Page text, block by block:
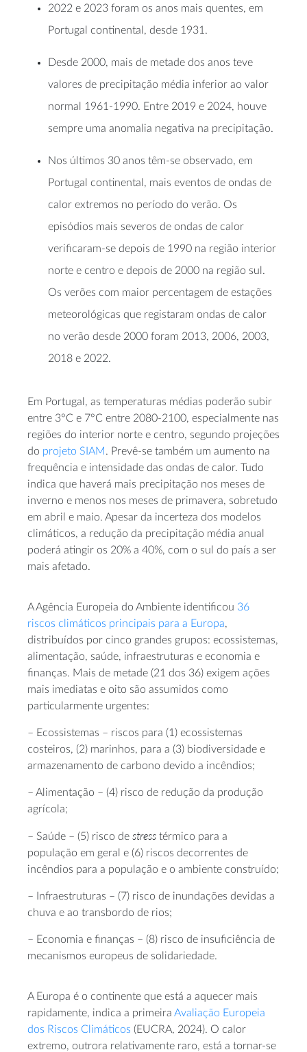
2022 e 2023 foram os anos mais quentes, em
Portugal continental, desde 1931.
Desde 2000, mais de metade dos anos teve
valores de precipitação média inferior ao valor
normal 1961-1990. Entre 2019 e 2024, houve
sempre uma anomalia negativa na precipitação.
Nos últimos 30 anos têm-se observado, em
Portugal continental, mais eventos de ondas de
calor extremos no período do verão. Os
episódios mais severos de ondas de calor
verificaram-se depois de 1990 na região interior
norte e centro e depois de 2000 na região sul.
Os verões com maior percentagem de estações
meteorológicas que registaram ondas de calor
no verão desde 2000 foram 2013, 2006, 2003,
2018 e 2022.
Em Portugal, as temperaturas médias poderão subir
entre 3°C e 7°C entre 2080-2100, especialmente nas
regiões do interior norte e centro, segundo projeções
do projeto SIAM. Prevê-se também um aumento na
frequência e intensidade das ondas de calor. Tudo
indica que haverá mais precipitação nos meses de
inverno e menos nos meses de primavera, sobretudo
em abril e maio. Apesar da incerteza dos modelos
climáticos, a redução da precipitação média anual
poderá atingir os 20% a 40%, com o sul do país a ser
mais afetado.
A Agência Europeia do Ambiente identificou 36
riscos climáticos principais para a Europa,
distribuídos por cinco grandes grupos: ecossistemas,
alimentação, saúde, infraestruturas e economia e
finanças. Mais de metade (21 dos 36) exigem ações
mais imediatas e oito são assumidos como
particularmente urgentes:
– Ecossistemas – riscos para (1) ecossistemas
costeiros, (2) marinhos, para a (3) biodiversidade e
armazenamento de carbono devido a incêndios;
– Alimentação – (4) risco de redução da produção
agrícola;
– Saúde – (5) risco de stress térmico para a
população em geral e (6) riscos decorrentes de
incêndios para a população e o ambiente construído;
– Infraestruturas – (7) risco de inundações devidas a
chuva e ao transbordo de rios;
– Economia e finanças – (8) risco de insuficiência de
mecanismos europeus de solidariedade.
A Europa é o continente que está a aquecer mais
rapidamente, indica a primeira Avaliação Europeia
dos Riscos Climáticos (EUCRA, 2024). O calor
extremo, outrora relativamente raro, está a tornar-se